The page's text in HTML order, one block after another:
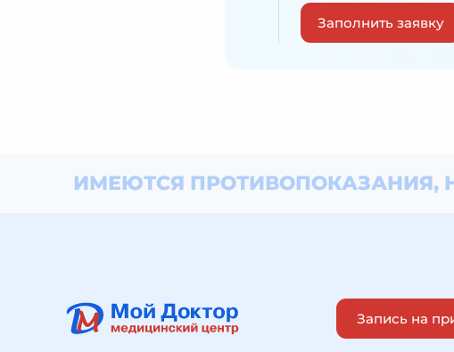
Заполнить заявку
ИМЕЮТСЯ ПРОТИВОПОКАЗАНИЯ,
Запись на